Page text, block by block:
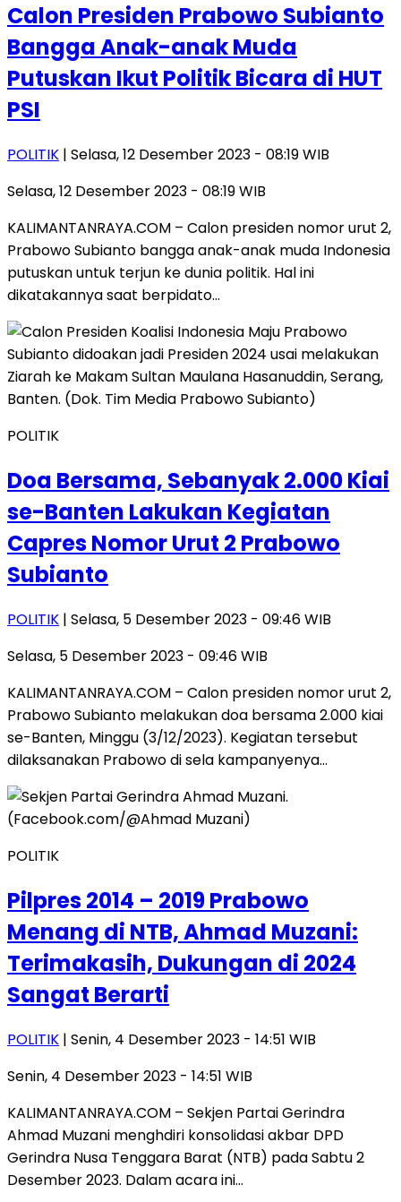
Calon Presiden Prabowo Subianto
Bangga Anak-anak Muda
Putuskan Ikut Politik Bicara di HUT
PSI
POLITIK | Selasa, 12 Desember 2023 - 08:19 WIB
Selasa, 12 Desember 2023 - 08:19 WIB
KALIMANTANRAYA.COM – Calon presiden nomor urut 2,
Prabowo Subianto bangga anak-anak muda Indonesia
putuskan untuk terjun ke dunia politik. Hal ini
dikatakannya saat berpidato…
POLITIK
Doa Bersama, Sebanyak 2.000 Kiai
se-Banten Lakukan Kegiatan
Capres Nomor Urut 2 Prabowo
Subianto
POLITIK | Selasa, 5 Desember 2023 - 09:46 WIB
Selasa, 5 Desember 2023 - 09:46 WIB
KALIMANTANRAYA.COM – Calon presiden nomor urut 2,
Prabowo Subianto melakukan doa bersama 2.000 kiai
se-Banten, Minggu (3/12/2023). Kegiatan tersebut
dilaksanakan Prabowo di sela kampanyenya…
POLITIK
Pilpres 2014 – 2019 Prabowo
Menang di NTB, Ahmad Muzani:
Terimakasih, Dukungan di 2024
Sangat Berarti
POLITIK | Senin, 4 Desember 2023 - 14:51 WIB
Senin, 4 Desember 2023 - 14:51 WIB
KALIMANTANRAYA.COM – Sekjen Partai Gerindra
Ahmad Muzani menghdiri konsolidasi akbar DPD
Gerindra Nusa Tenggara Barat (NTB) pada Sabtu 2
Desember 2023. Dalam acara ini…